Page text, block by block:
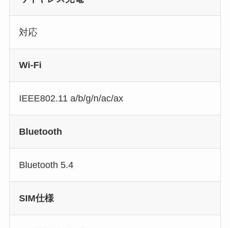
対応
Wi-Fi
IEEE802.11 a/b/g/n/ac/ax
Bluetooth
Bluetooth 5.4
SIM仕様